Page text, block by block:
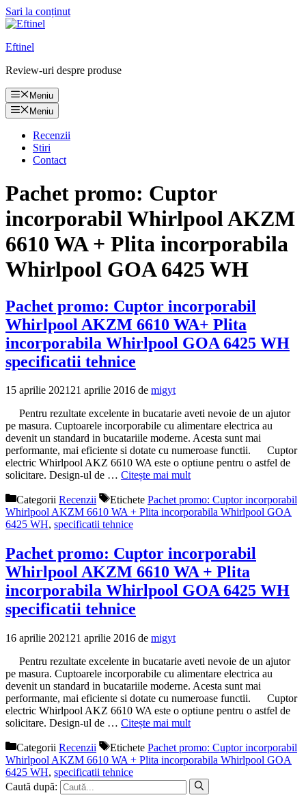
Sari la conținut
Eftinel
Review-uri despre produse
Meniu
Meniu
Recenzii
Stiri
Contact
Pachet promo: Cuptor
incorporabil Whirlpool AKZM
6610 WA + Plita incorporabila
Whirlpool GOA 6425 WH
Pachet promo: Cuptor incorporabil
Whirlpool AKZM 6610 WA+ Plita
incorporabila Whirlpool GOA 6425 WH
specificatii tehnice
15 aprilie 202121 aprilie 2016 de migyt
Pentru rezultate excelente in bucatarie aveti nevoie de un ajutor
pe masura. Cuptoarele incorporabile cu alimentare electrica au
devenit un standard in bucatariile moderne. Acesta sunt mai
performante, mai eficiente si dotate cu numeroase functii. Cuptor
electric Whirlpool AKZ 6610 WA este o optiune pentru o astfel de
solicitare. Design-ul de … Citește mai mult
Categorii Recenzii Etichete Pachet promo: Cuptor incorporabil
Whirlpool AKZM 6610 WA + Plita incorporabila Whirlpool GOA
6425 WH, specificatii tehnice
Pachet promo: Cuptor incorporabil
Whirlpool AKZM 6610 WA + Plita
incorporabila Whirlpool GOA 6425 WH
specificatii tehnice
16 aprilie 2021 21 aprilie 2016 de migyt
Pentru rezultate excelente in bucatarie aveti nevoie de un ajutor
pe masura. Cuptoarele incorporabile cu alimentare electrica au
devenit un standard in bucatariile moderne. Acesta sunt mai
performante, mai eficiente si dotate cu numeroase functii. Cuptor
electric Whirlpool AKZ 6610 WA este o optiune pentru o astfel de
solicitare. Design-ul de … Citește mai mult
Categorii Recenzii Etichete Pachet promo: Cuptor incorporabil
Whirlpool AKZM 6610 WA + Plita incorporabila Whirlpool GOA
6425 WH, specificatii tehnice
Caută după: